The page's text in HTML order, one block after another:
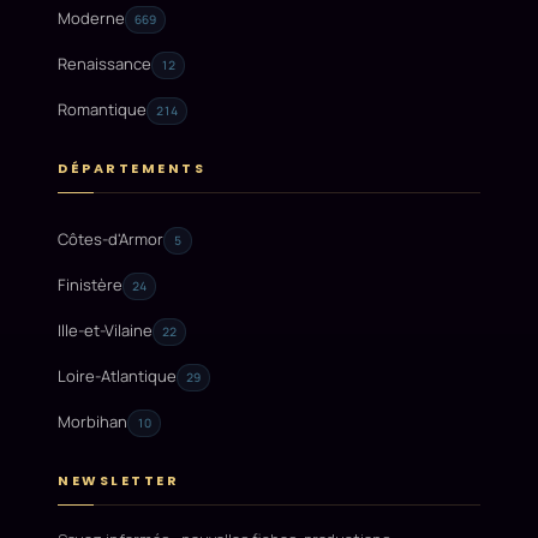
Moderne 669
Renaissance 12
Romantique 214
DÉPARTEMENTS
Côtes-d'Armor 5
Finistère 24
Ille-et-Vilaine 22
Loire-Atlantique 29
Morbihan 10
NEWSLETTER